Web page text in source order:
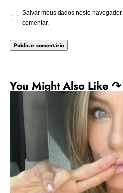
Salvar meus dados neste
comentar.
You Might Also Like ↷